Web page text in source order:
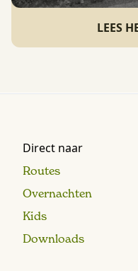
LEES
Direct naar
Routes
Overnachten
Kids
Downloads